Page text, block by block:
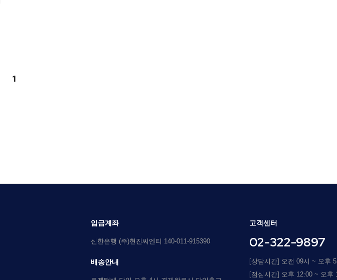
1
입금계좌
신한은행 (주)현진씨엔티 140-011-915390
배송안내
고객센터
02-322-9897
[상담시간] 오전 09시 ~ 오후
[점심시간] 오후 12:00 ~ 오후